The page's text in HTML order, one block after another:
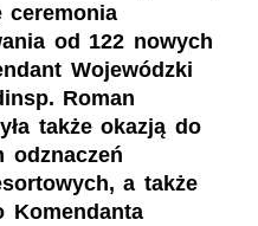
ceremonia
od 122 nowych
Wojewódzki
Roman
także okazją do
odznaczeń
a także
Komendanta